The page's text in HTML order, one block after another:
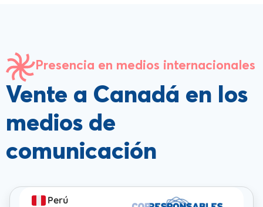
Presencia en medios internacionales
Vente a Canadá en los
medios de
comunicación
Perú